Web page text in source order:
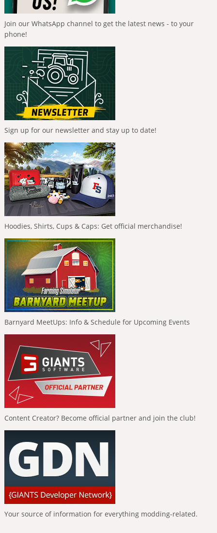
Join our WhatsApp channel to get the latest news - to your
phone!
Sign up for our newsletter and stay up to date!
Hoodies, Shirts, Cups & Caps: Get official merchandise!
Barnyard MeetUps: Info & Schedule for Upcoming Events
Content Creator? Become official partner and join the club!
Your source of information for everything modding-related.